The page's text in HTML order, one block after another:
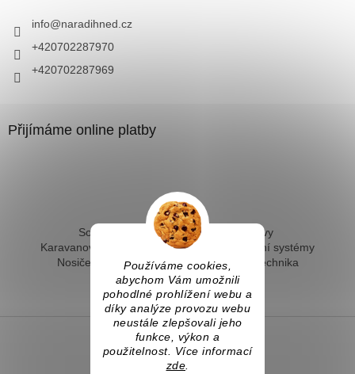
Používáme cookies,
abychom Vám umožnili
pohodlné prohlížení webu a
díky analýze provozu webu
neustále zlepšovali jeho
funkce, výkon a
použitelnost. Více informací
zde.
info@naradihned.cz
+420702287970
+420702287969
Přijímáme online platby
Solární ohřev vody - kompletní sestavy
Karavanové solární systémy
Ostrovní solární systémy
Nosiče kol na tažné
Hevery a dílenská technika
Fotovoltaický ohřev vody
Vytvořil Shoptet